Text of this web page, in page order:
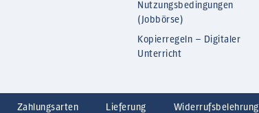
Nutzungsbedingungen
(Jobbörse)
Kopierregeln – Digitaler
Unterricht
Zahlungsarten Lieferung Widerrufsbelehrung